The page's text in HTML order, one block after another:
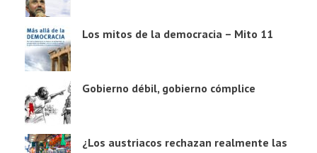
Los mitos de la democracia – Mito 11
Gobierno débil, gobierno cómplice
¿Los austriacos rechazan realmente las